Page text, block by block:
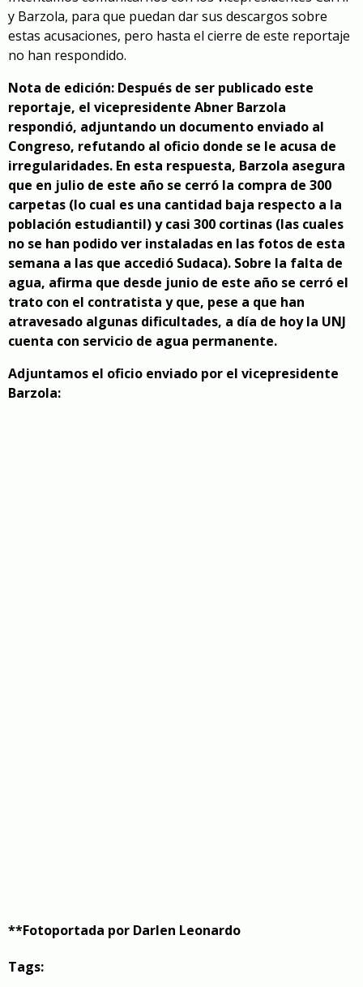
y Barzola, para que puedan dar sus descargos sobre
estas acusaciones, pero hasta el cierre de este reportaje
no han respondido.
Nota de edición: Después de ser publicado este
reportaje, el vicepresidente Abner Barzola
respondió, adjuntando un documento enviado al
Congreso, refutando al oficio donde se le acusa de
irregularidades. En esta respuesta, Barzola asegura
que en julio de este año se cerró la compra de 300
carpetas (lo cual es una cantidad baja respecto a la
población estudiantil) y casi 300 cortinas (las cuales
no se han podido ver instaladas en las fotos de esta
semana a las que accedió Sudaca). Sobre la falta de
agua, afirma que desde junio de este año se cerró el
trato con el contratista y que, pese a que han
atravesado algunas dificultades, a día de hoy la UNJ
cuenta con servicio de agua permanente.
Adjuntamos el oficio enviado por el vicepresidente
Barzola:
**Fotoportada por Darlen Leonardo
Tags: